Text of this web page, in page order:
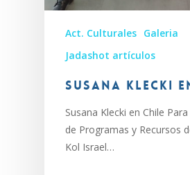
Act. Culturales Galeria
Jadashot artículos
Susana Klecki
Susana Klecki en Chile
de Programas y Recursos
Kol Israel…